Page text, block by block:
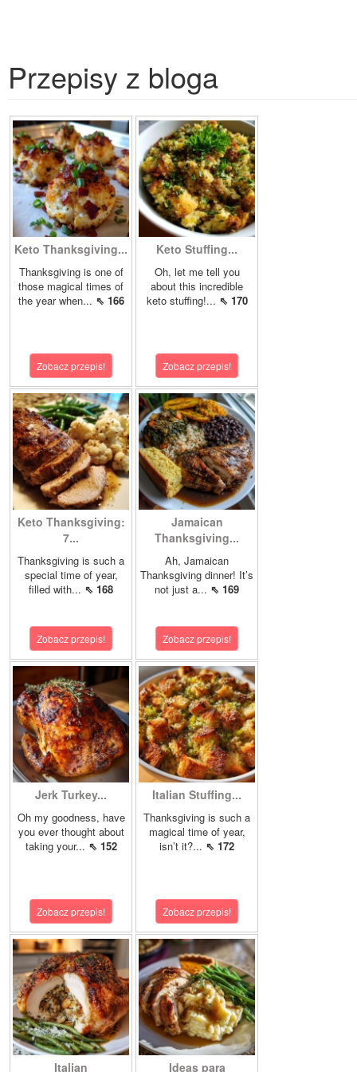
Przepisy z bloga
Keto Thanksgiving...
Thanksgiving is one of
those magical times of
the year when... ⇖ 166
Zobacz przepis!
Keto Stuffing...
Oh, let me tell you
about this incredible
keto stuffing!... ⇖ 170
Zobacz przepis!
Keto Thanksgiving:
7...
Thanksgiving is such a
special time of year,
filled with... ⇖ 168
Zobacz przepis!
Jamaican
Thanksgiving...
Ah, Jamaican
Thanksgiving dinner! It’s
not just a... ⇖ 169
Zobacz przepis!
Jerk Turkey...
Oh my goodness, have
you ever thought about
taking your... ⇖ 152
Zobacz przepis!
Italian Stuffing...
Thanksgiving is such a
magical time of year,
isn’t it?... ⇖ 172
Zobacz przepis!
Italian Ideas para